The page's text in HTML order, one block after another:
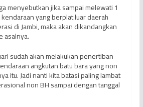
menyebutkan jika sampai melewati 1
yang berplat luar daerah
di Jambi, maka akan dikandangkan
asalnya.
sudah akan melakukan penertiban
angkutan batu bara yang non
itu. Jadi nanti kita batasi paling lambat
non BH sampai dengan tanggal